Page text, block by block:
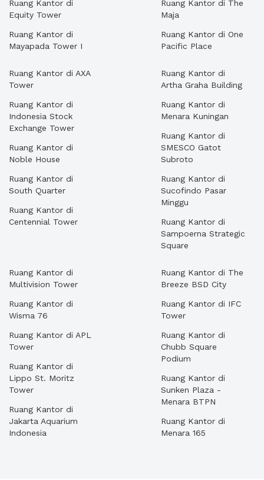
Ruang Kantor di
Equity Tower
Ruang Kantor di
Mayapada Tower I
Ruang Kantor di The
Maja
Ruang Kantor di One
Pacific Place
Ruang Kantor di AXA
Tower
Ruang Kantor di
Indonesia Stock
Exchange Tower
Ruang Kantor di
Noble House
Ruang Kantor di
South Quarter
Ruang Kantor di
Centennial Tower
Ruang Kantor di
Artha Graha Building
Ruang Kantor di
Menara Kuningan
Ruang Kantor di
SMESCO Gatot
Subroto
Ruang Kantor di
Sucofindo Pasar
Minggu
Ruang Kantor di
Sampoerna Strategic
Square
Ruang Kantor di
Multivision Tower
Ruang Kantor di
Wisma 76
Ruang Kantor di APL
Tower
Ruang Kantor di
Lippo St. Moritz
Tower
Ruang Kantor di
Jakarta Aquarium
Indonesia
Ruang Kantor di The
Breeze BSD City
Ruang Kantor di IFC
Tower
Ruang Kantor di
Chubb Square
Podium
Ruang Kantor di
Sunken Plaza -
Menara BTPN
Ruang Kantor di
Menara 165